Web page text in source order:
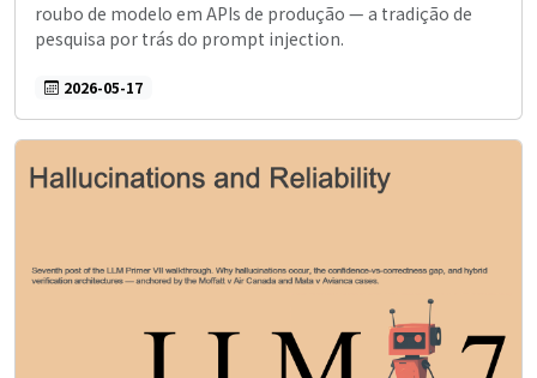
roubo de modelo em APIs de produção — a tradição de
pesquisa por trás do prompt injection.
2026-05-17